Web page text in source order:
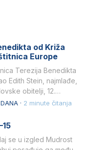
od Križa
Europe
Terezija Benedikta
Edith Stein, najmlađe,
obitelji, 12.
· 2 minute čitanja
se u izgled Mudrost